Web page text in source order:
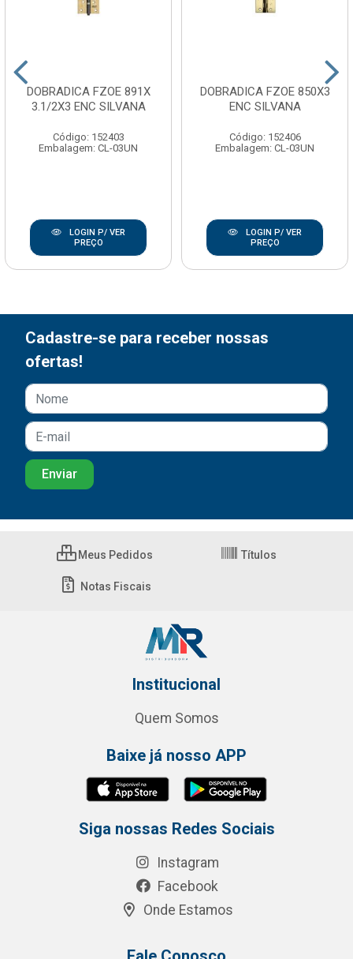
DOBRADICA FZOE 891X
3.1/2X3 ENC SILVANA
Código: 152403
Embalagem: CL-03UN
LOGIN P/ VER
PREÇO
DOBRADICA FZOE 850X3
ENC SILVANA
Código: 152406
Embalagem: CL-03UN
LOGIN P/ VER
PREÇO
Cadastre-se para receber nossas
ofertas!
Meus Pedidos Títulos
Notas Fiscais
Institucional
Quem Somos
Baixe já nosso APP
Siga nossas Redes Sociais
Instagram
Facebook
Onde Estamos